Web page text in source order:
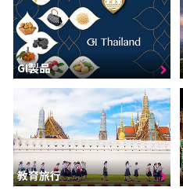
GI製品
教育旅行